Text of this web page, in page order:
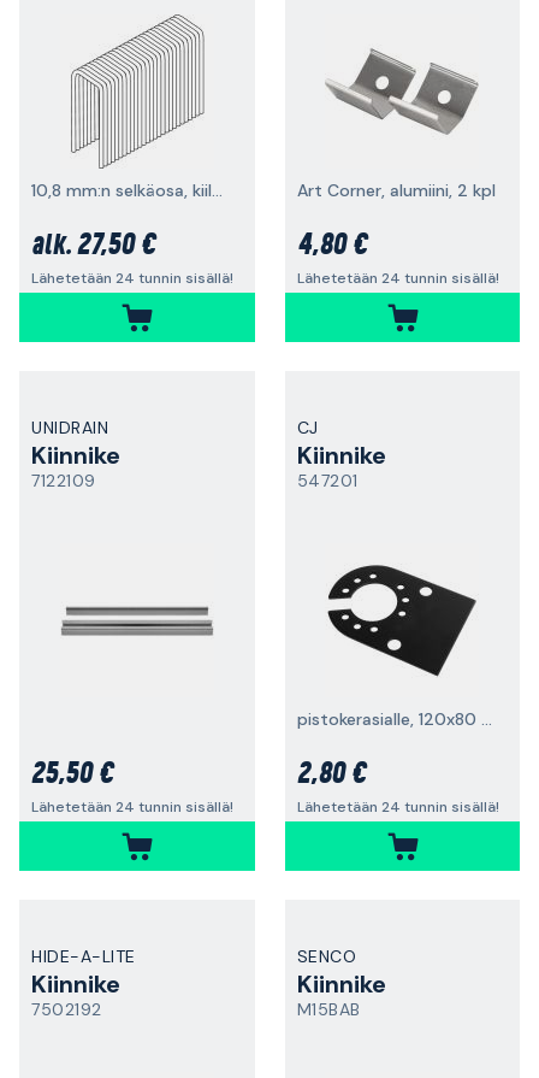
10,8 mm:n selkäosa, kiiltosinkitty
alk. 27,50 €
Lähetetään 24 tunnin sisällä!
Art Corner, alumiini, 2 kpl
4,80 €
Lähetetään 24 tunnin sisällä!
UNIDRAIN
Kiinnike
7122109
25,50 €
Lähetetään 24 tunnin sisällä!
CJ
Kiinnike
547201
pistokerasialle, 120x80 mm
2,80 €
Lähetetään 24 tunnin sisällä!
HIDE-A-LITE
Kiinnike
7502192
SENCO
Kiinnike
M15BAB